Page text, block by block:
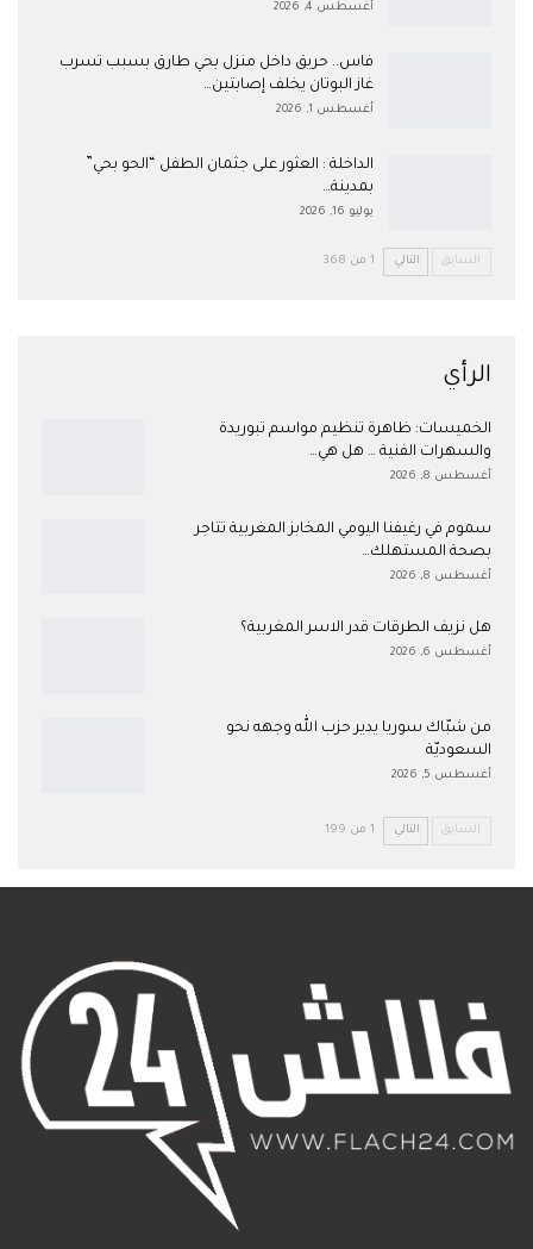
أغسطس 4, 2026
فاس.. حريق داخل منزل بحي طارق بسبب تسرب
غاز البوتان يخلف إصابتين…
أغسطس 1, 2026
​الداخلة : العثور على جثمان الطفل “الحو بحي”
بمدينة…
يوليو 16, 2026
السابق التالي 1 من 368
الرأي
الخميسات: ظاهرة تنظيم مواسم تبوريدة
والسهرات الفنية … هل هي…
أغسطس 8, 2026
سموم في رغيفنا اليومي المخابز المغربية تتاجر
بصحة المستهلك…
أغسطس 8, 2026
هل نزيف الطرقات قدر الاسر المغربية؟
أغسطس 6, 2026
من شبّاك سوريا يدير حزب الله وجهه نحو
السعوديّة
أغسطس 5, 2026
السابق التالي 1 من 199